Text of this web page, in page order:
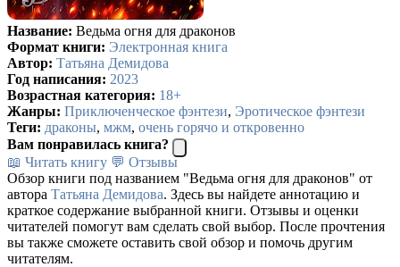
Название: Ведьма огня для драконов
Формат книги: Электронная книга
Автор: Татьяна Демидова
Год написания: 2023
Возрастная категория: 18+
Жанры: Приключенческое фэнтези, Эротическое фэнтези
Теги: драконы, мжм, очень горячо и откровенно
Вам понравилась книга?
📖 Читать книгу 💬 Отзывы
Обзор книги под названием "Ведьма огня для драконов" от
автора Татьяна Демидова. Здесь вы найдете аннотацию и
краткое содержание выбранной книги. Отзывы и оценки
читателей помогут вам сделать свой выбор. После прочтения
вы также сможете оставить свой обзор и помочь другим
читателям.